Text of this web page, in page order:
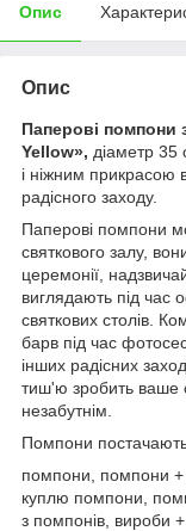
Опис
Опис
Паперові помпони
Yellow», діаметр
і ніжним прикрасою
радісного заходу.
Паперові помпони
святкового залу,
церемонії,
виглядають під час
святкових столів.
барв під час
інших радісних
тиш'ю зробить ваше
незабутнім.
Помпони
помпони, помпони +
куплю помпони,
з помпонів, вироби